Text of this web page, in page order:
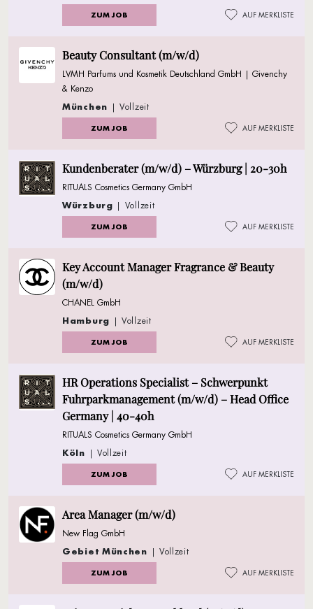
ZUM JOB AUF MERKLISTE
Beauty Consultant (m/w/d)
LVMH Parfums und Kosmetik Deutschland GmbH | Givenchy
& Kenzo
München | Vollzeit
ZUM JOB AUF MERKLISTE
Kundenberater (m/w/d) – Würzburg | 20-30h
RITUALS Cosmetics Germany GmbH
Würzburg | Vollzeit
ZUM JOB AUF MERKLISTE
Key Account Manager Fragrance & Beauty
(m/w/d)
CHANEL GmbH
Hamburg | Vollzeit
ZUM JOB AUF MERKLISTE
HR Operations Specialist – Schwerpunkt
Fuhrparkmanagement (m/w/d) – Head Office
Germany | 40-40h
RITUALS Cosmetics Germany GmbH
Köln | Vollzeit
ZUM JOB AUF MERKLISTE
Area Manager (m/w/d)
New Flag GmbH
Gebiet München | Vollzeit
ZUM JOB AUF MERKLISTE